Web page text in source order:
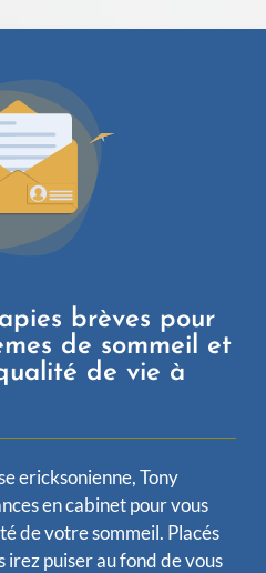
brèves pour
de sommeil et
de vie à
ericksonienne, Tony
en cabinet pour vous
de votre sommeil. Placés
irez puiser au fond de vous